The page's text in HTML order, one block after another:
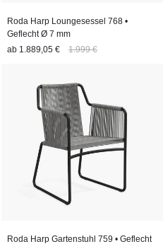
Roda Harp Loungesessel 768 •
Geflecht Ø 7 mm
ab 1.889,05 € 1.999 €
Roda Harp Gartenstuhl 759 • Geflecht